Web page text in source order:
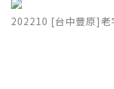
202210 [台中豐原]老